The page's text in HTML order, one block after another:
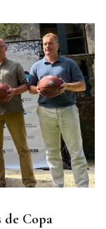
de Copa